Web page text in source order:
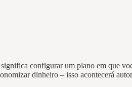
configurar um plano em que
dinheiro – isso acontecerá